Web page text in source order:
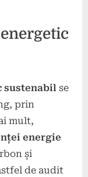
sustenabil se
prin
mult,
energie
și
de audit